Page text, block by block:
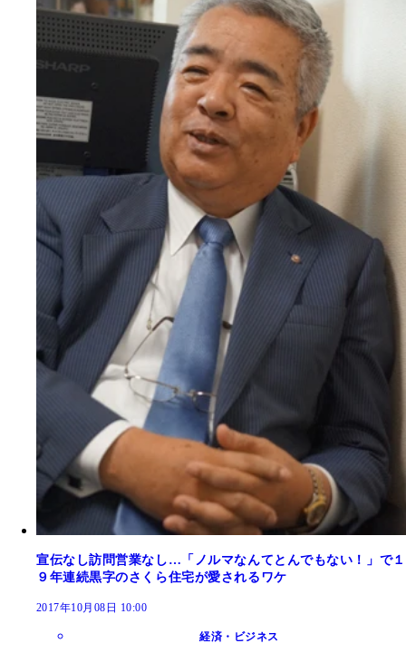
宣伝なし訪問営業なし…「ノルマなんてとんでもない！」で１
９年連続黒字のさくら住宅が愛されるワケ
2017年10月08日 10:00
経済・ビジネス